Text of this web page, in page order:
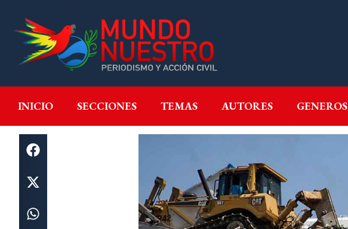
INICIO SECCIONES TEMAS AUTORES GENEROS
INICIO SECCIONES